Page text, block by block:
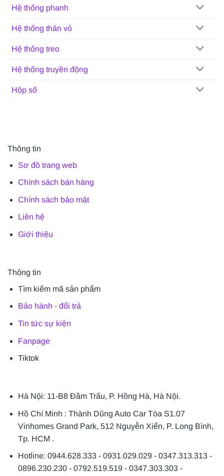
Hệ thống phanh
Hệ thống thân vỏ
Hệ thống treo
Hệ thống truyền động
Hộp số
Thông tin
Sơ đồ trang web
Chính sách bán hàng
Chính sách bảo mật
Liên hệ
Giới thiệu
Thông tin
Tìm kiếm mã sản phẩm
Bảo hành - đổi trả
Tin tức sự kiện
Fanpage
Tiktok
Hà Nội: 11-B8 Đầm Trấu, P. Hồng Hà, Hà Nội.
Hồ Chí Minh : Thành Dũng Auto Car Tòa S1.07
Vinhomes Grand Park, 512 Nguyễn Xiển, P. Long Bình,
Tp. HCM .
Hotline: 0944.628.333 - 0931.029.029 - 0347.313.313 -
0896.230.230 - 0792.519.519 - 0347.303.303 -